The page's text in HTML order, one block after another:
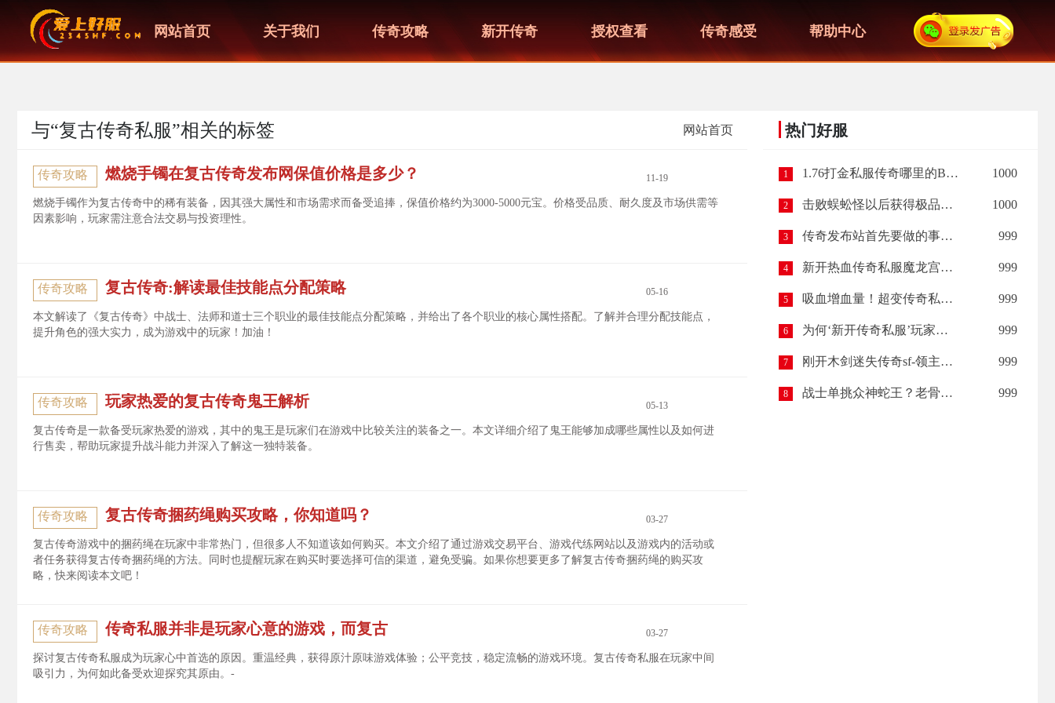
网站首页 关于我们 传奇攻略 新开传奇 授权查看 传奇感受 帮助中心
与“复古传奇私服”相关的标签 网站首页
传奇攻略 燃烧手镯在复古传奇发布网保值价格是多少？ 11-19
燃烧手镯作为复古传奇中的稀有装备，因其强大属性和市场需求而备受追捧，保值价格约为3000-5000元宝。价格受品质、耐久度及市场供需等
因素影响，玩家需注意合法交易与投资理性。
传奇攻略 复古传奇:解读最佳技能点分配策略 05-16
本文解读了《复古传奇》中战士、法师和道士三个职业的最佳技能点分配策略，并给出了各个职业的核心属性搭配。了解并合理分配技能点，
提升角色的强大实力，成为游戏中的玩家！加油！
传奇攻略 玩家热爱的复古传奇鬼王解析 05-13
复古传奇是一款备受玩家热爱的游戏，其中的鬼王是玩家们在游戏中比较关注的装备之一。本文详细介绍了鬼王能够加成哪些属性以及如何进
行售卖，帮助玩家提升战斗能力并深入了解这一独特装备。
传奇攻略 复古传奇捆药绳购买攻略，你知道吗？ 03-27
复古传奇游戏中的捆药绳在玩家中非常热门，但很多人不知道该如何购买。本文介绍了通过游戏交易平台、游戏代练网站以及游戏内的活动或
者任务获得复古传奇捆药绳的方法。同时也提醒玩家在购买时要选择可信的渠道，避免受骗。如果你想要更多了解复古传奇捆药绳的购买攻
略，快来阅读本文吧！
传奇攻略 传奇私服并非是玩家心意的游戏，而复古 03-27
探讨复古传奇私服成为玩家心中首选的原因。重温经典，获得原汁原味游戏体验；公平竞技，稳定流畅的游戏环境。复古传奇私服在玩家中间
吸引力，为何如此备受欢迎探究其原由。-
热门好服
1 1.76打金私服传奇哪里的BOSS最容易爆出装备呢？ 1000
2 击败蜈蚣怪以后获得极品装备，让我惊喜（下篇） 1000
3 传奇发布站首先要做的事情？ 999
4 新开热血传奇私服魔龙宫殿开启规则以及进入条件 999
5 吸血增血量！超变传奇私服中的斗者舍利装备详解 999
6 为何‘新开传奇私服’玩家越多越多？反之热血传奇玩家少？ 999
7 刚开木剑迷失传奇sf-领主赤月击杀技巧 999
8 战士单挑众神蛇王？老骨灰这三招“锁喉”技巧，比运九还管用！ 999